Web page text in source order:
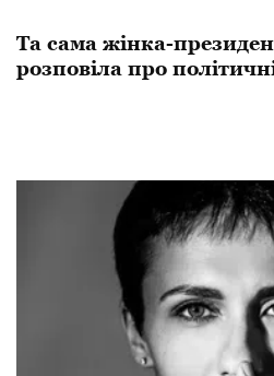
Та сама жінка-
розповіла про